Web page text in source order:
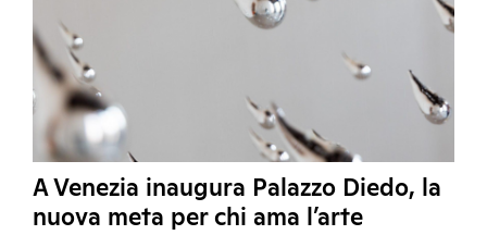
A Venezia inaugura Palazzo Diedo, la
nuova meta per chi ama l’arte